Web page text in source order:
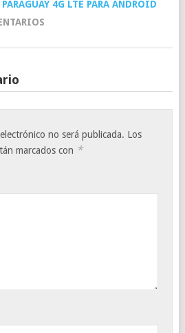
4G LTE PARA ANDROID
no será publicada. Los
marcados con *